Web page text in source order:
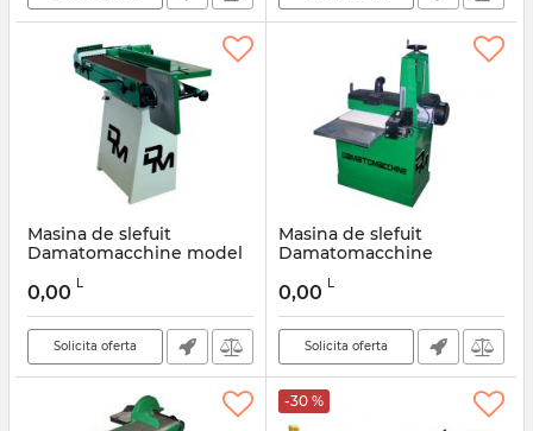
Masina de slefuit
Damatomacchine model
Articol:
0,00 L
Solicita oferta
Masina de slefuit
Damatomacchine
Articol:
0,00 L
Solicita oferta
-30 %